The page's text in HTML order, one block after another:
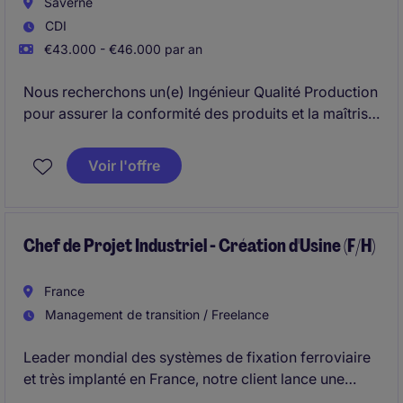
CDI
€43.000 - €46.000 par an
Nous recherchons un(e) Ingénieur Qualité Production
pour assurer la conformité des produits et la maîtrise
industriel exigeant. Véritable acteur de terrain, vous
accompagnez les équipes opérationnelles dans la
Voir l'offre
Chef de Projet Industriel - Création d'Usine (F/H)
France
Management de transition / Freelance
Leader mondial des systèmes de fixation ferroviaire
et très implanté en France, notre client lance une